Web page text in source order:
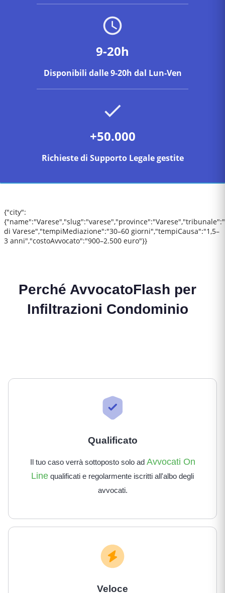
9-20h
Disponibili dalle 9-20h dal Lun-Ven
+50.000
Richieste di Supporto Legale gestite
{"city":
di Varese","tempiMediazione":"30–60 giorni","tempiCausa":"1,5–
3 anni","costoAvvocato":"900–2.500 euro"}}
Perché AvvocatoFlash per
Infiltrazioni Condominio
Qualificato
Il tuo caso verrà sottoposto solo ad Avvocati On
Line qualificati e regolarmente iscritti all'albo degli
avvocati.
Veloce